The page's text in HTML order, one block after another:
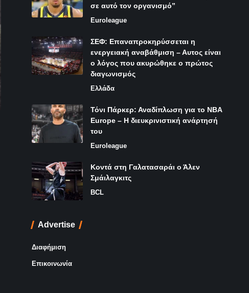
σε αυτό τον οργανισμό”
Euroleague
ΣΕΦ: Επαναπροκηρύσσεται η
ενεργειακή αναβάθμιση – Αυτος είναι
ο λόγος που ακυρώθηκε ο πρώτος
διαγωνισμός
Ελλάδα
Τόνι Πάρκερ: Αναδίπλωση για το NBA
Europe – Η διευκρινιστική ανάρτησή
του
Euroleague
Κοντά στη Γαλατασαράι ο Άλεν
Σμάιλαγκιτς
BCL
Advertise
Διαφήμιση
Επικοινωνία